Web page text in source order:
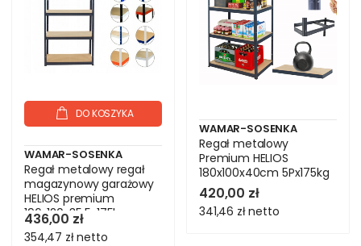
DO KOSZYKA
WAMAR-SOSENKA
Regał metalowy regał
magazynowy garażowy
HELIOS premium
196x120x35 5x175kg
436,00 zł
354,47 złnetto
WAMAR-SOSENKA
Regał metalowy
Premium HELIOS
180x100x40cm 5Px175kg
.:.
420,00 zł
341,46 złnetto